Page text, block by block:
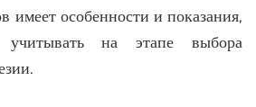
имеет особенности и показания,
учитывать на этапе выбора